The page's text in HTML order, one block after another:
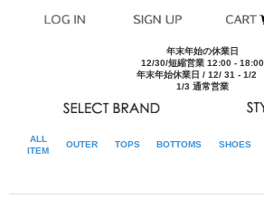
年末年始の休業日
12/30/短縮営業 12:00 - 18:00
年末年始休業日 / 12/ 31 - 1/2
1/3 通常営業
ALL
ITEM
OUTER TOPS BOTTOMS SHOES